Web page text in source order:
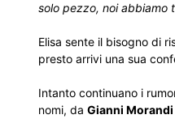
solo pezzo, noi abbiamo
Elisa sente il bisogno di
presto arrivi una sua
Intanto continuano i
nomi, da Gianni Morandi